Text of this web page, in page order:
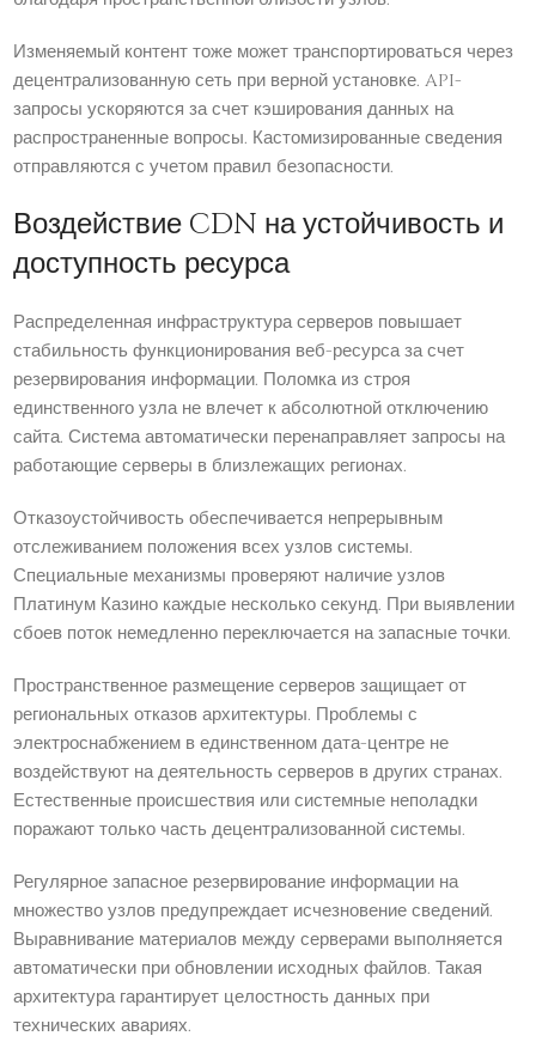
Изменяемый контент тоже может транспортироваться через
децентрализованную сеть при верной установке. API-
запросы ускоряются за счет кэширования данных на
распространенные вопросы. Кастомизированные сведения
отправляются с учетом правил безопасности.
Воздействие CDN на устойчивость и
доступность ресурса
Распределенная инфраструктура серверов повышает
стабильность функционирования веб-ресурса за счет
резервирования информации. Поломка из строя
единственного узла не влечет к абсолютной отключению
сайта. Система автоматически перенаправляет запросы на
работающие серверы в близлежащих регионах.
Отказоустойчивость обеспечивается непрерывным
отслеживанием положения всех узлов системы.
Специальные механизмы проверяют наличие узлов
Платинум Казино каждые несколько секунд. При выявлении
сбоев поток немедленно переключается на запасные точки.
Пространственное размещение серверов защищает от
региональных отказов архитектуры. Проблемы с
электроснабжением в единственном дата-центре не
воздействуют на деятельность серверов в других странах.
Естественные происшествия или системные неполадки
поражают только часть децентрализованной системы.
Регулярное запасное резервирование информации на
множество узлов предупреждает исчезновение сведений.
Выравнивание материалов между серверами выполняется
автоматически при обновлении исходных файлов. Такая
архитектура гарантирует целостность данных при
технических авариях.